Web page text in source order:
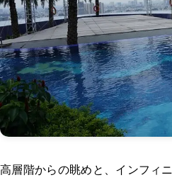
高層階からの眺めと、インフィ